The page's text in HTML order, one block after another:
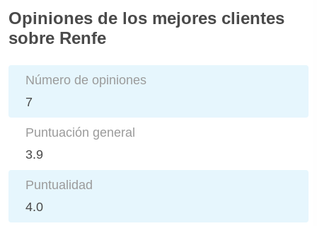
Opiniones de los mejores clientes
sobre Renfe
Número de opiniones
7
Puntuación general
3.9
Puntualidad
4.0